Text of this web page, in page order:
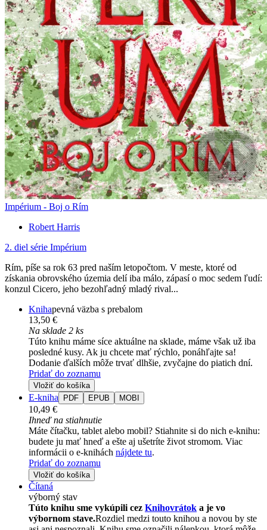
Impérium - Boj o Rím
Robert Harris
2. diel série Impérium
Rím, píše sa rok 63 pred naším letopočtom. V meste, ktoré od
získania obrovského územia delí iba málo, zápasí o moc sedem ľudí:
konzul Cicero, jeho bezohľadný mladý rival...
Knihapevná väzba s prebalom
13,50 €
Na sklade 2 ks
Túto knihu máme síce aktuálne na sklade, máme však už iba
posledné kusy. Ak ju chcete mať rýchlo, ponáhľajte sa!
Dodanie ďalších môže trvať dlhšie, zvyčajne do piatich dní.
Pridať do zoznamu
Vložiť do košíka
E-kniha PDF EPUB MOBI
10,49 €
Ihneď na stiahnutie
Máte čítačku, tablet alebo mobil? Stiahnite si do nich e-knihu:
budete ju mať hneď a ešte aj ušetríte život stromom. Viac
informácii o e-knihách nájdete tu.
Pridať do zoznamu
Vložiť do košíka
Čítaná
výborný stav
Túto knihu sme vykúpili cez Knihovrátok a je vo
výbornom stave.Rozdiel medzi touto knihou a novou by ste